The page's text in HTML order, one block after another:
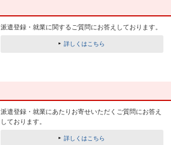
派遣登録・就業に関するご質問にお答えしております。
詳しくはこちら
派遣登録・就業にあたりお寄せいただくご質問にお答え
しております。
詳しくはこちら